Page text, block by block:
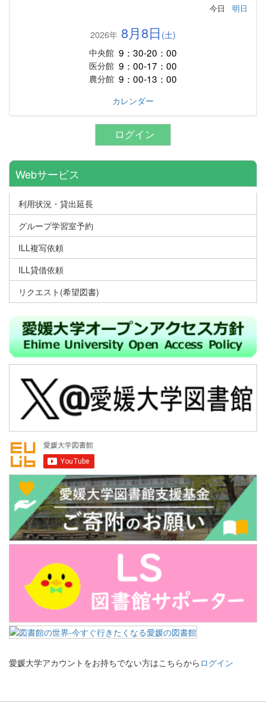
今日 明日
2026年 8月8日 (土)
中央館 9：30-20：00
医分館 9：00-17：00
農分館 9：00-13：00
カレンダー
ログイン
Webサービス
利用状況・貸出延長
グループ学習室予約
ILL複写依頼
ILL貸借依頼
リクエスト(希望図書)
愛媛大学アカウントをお持ちでない方はこちらから ログイン